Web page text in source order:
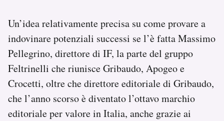
Un’idea relativamente precisa su come provare a
indovinare potenziali successi se l’è fatta Massimo
Pellegrino, direttore di IF, la parte del gruppo
Feltrinelli che riunisce Gribaudo, Apogeo e
Crocetti, oltre che direttore editoriale di Gribaudo,
che l’anno scorso è diventato l’ottavo marchio
editoriale per valore in Italia, anche grazie ai